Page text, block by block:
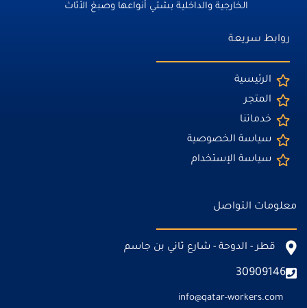
الخارجية والداخلية بشتي أنواعها وصبغ الأثاث
روابط سريعة
الرئيسية
المتجر
خدماتنا
سياسة الخصوصية
سياسة الإستخدام
معلومات التواصل
قطر - الدوحة - شارع ثاني بن جاسم
30909146
info@qatar-workers.com